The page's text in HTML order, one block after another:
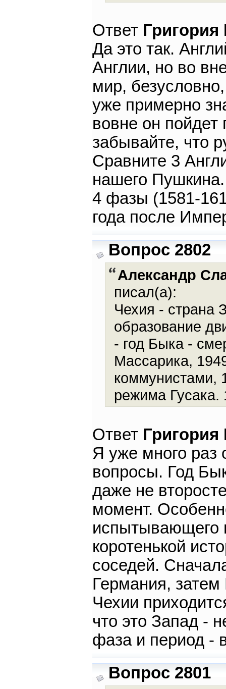
Ответ
Да это так.
Англии, но во
мир,
уже примерно
вовне он
забывайте, что
Сравните 3
нашего
4 фазы (1581-
года после
Вопрос 2802
Александр
писал(а):
Чехия - страна
образование
- год Быка -
Массарика,
коммунистами,
режима
Ответ
Я уже много раз
вопросы. Год
даже не
момент.
испытывающего
коротенькой
соседей.
Германия,
Чехии
что это Запад -
фаза и период -
Вопрос 2801